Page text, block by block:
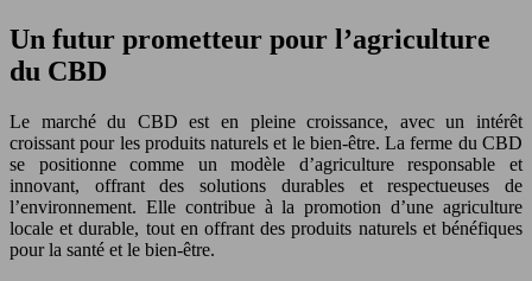
Un futur prometteur pour l’agriculture
du CBD
Le marché du CBD est en pleine croissance, avec un intérêt
croissant pour les produits naturels et le bien-être. La ferme du CBD
se positionne comme un modèle d’agriculture responsable et
innovant, offrant des solutions durables et respectueuses de
l’environnement. Elle contribue à la promotion d’une agriculture
locale et durable, tout en offrant des produits naturels et bénéfiques
pour la santé et le bien-être.